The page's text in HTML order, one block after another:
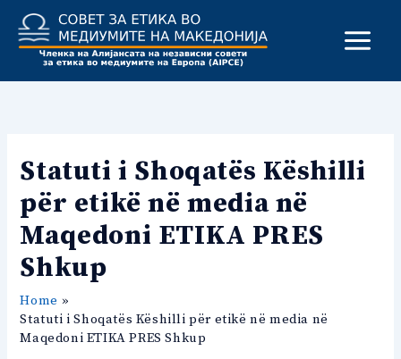
content
Statuti i Shoqatës Këshilli
për etikë në media në
Maqedoni ETIKA PRES
Shkup
Home
Statuti i Shoqatës Këshilli për etikë në media në
Maqedoni ETIKA PRES Shkup